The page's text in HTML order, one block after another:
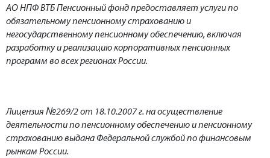
АО НПФ ВТБ Пенсионный фонд предоставляет услуги по
обязательному пенсионному страхованию и
негосударственному пенсионному обеспечению, включая
разработку и реализацию корпоративных пенсионных
программ во всех регионах России.
Лицензия №269/2 от 18.10.2007 г. на осуществление
деятельности по пенсионному обеспечению и пенсионному
страхованию выдана Федеральной службой по финансовым
рынкам России.